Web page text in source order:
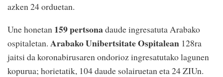
azken 24 orduetan.
Une honetan 159 pertsonadaude ingresatuta Arabako
ospitaletan. Arabako Unibertsitate Ospitalean 128ra
jaitsi da koronabirusaren ondorioz ingresatutako lagunen
kopurua; horietatik, 104 daude solairuetan eta 24 ZIUn.